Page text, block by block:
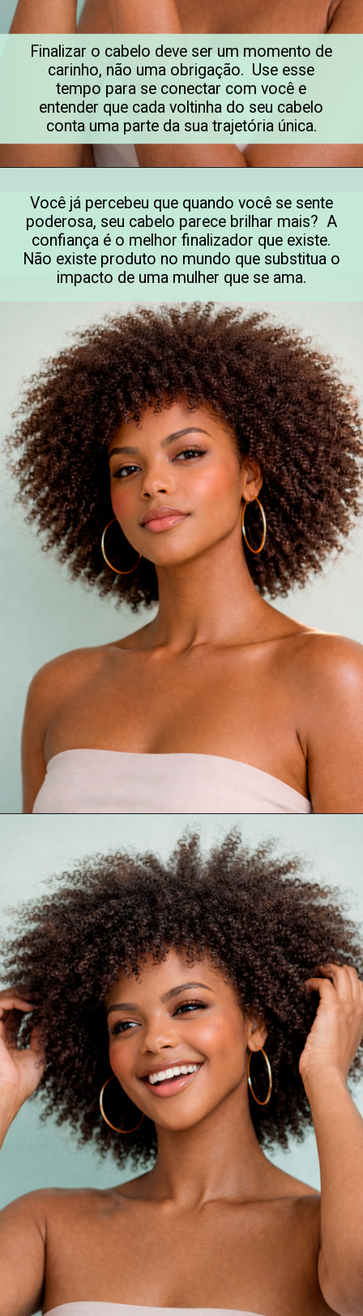
Finalizar o cabelo deve ser um momento de
carinho, não uma obrigação. Use esse
tempo para se conectar com você e
entender que cada voltinha do seu cabelo
conta uma parte da sua trajetória única.
Você já percebeu que quando você se sente
poderosa, seu cabelo parece brilhar mais? A
confiança é o melhor finalizador que existe.
Não existe produto no mundo que substitua o
impacto de uma mulher que se ama.